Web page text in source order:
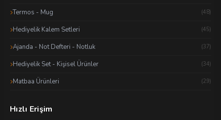
Termos - Mug (48)
Hediyelik Kalem Setleri (45)
Ajanda - Not Defteri - Notluk (37)
Hediyelik Set - Kişisel Ürünler (34)
Matbaa Ürünleri (29)
Hızlı Erişim